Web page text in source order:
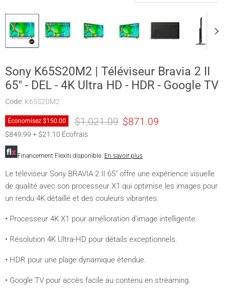
Sony K65S20M2 | Téléviseur Bravia 2 II
65" - DEL - 4K Ultra HD - HDR - Google TV
Code: K65S20M2
Économisez $150.00 Prix original
$1,021.09 Prix actuel
$871.09
$849.99 + $21.10 Écofrais
Financement Flexiti disponible. En savoir plus
Le téléviseur Sony BRAVIA 2 II 65" offre une expérience visuelle
de qualité avec son processeur X1 qui optimise les images pour
un rendu 4K détaillé et des couleurs vibrantes.
• Processeur 4K X1 pour amélioration d'image intelligente.
• Résolution 4K Ultra-HD pour détails exceptionnels.
• HDR pour une plage dynamique étendue.
• Google TV pour accès facile au contenu en streaming.